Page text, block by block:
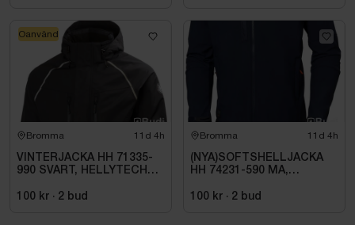
Bromma 11d 4h
VINTERJACKA HH 71335-
990 SVART, HELLYTECH
100 kr · 2 bud
Oanvänd
Bromma 11d 4h
(NYA)SOFTSHELLJACKA
HH 74231-590 MA,
100 kr · 2 bud